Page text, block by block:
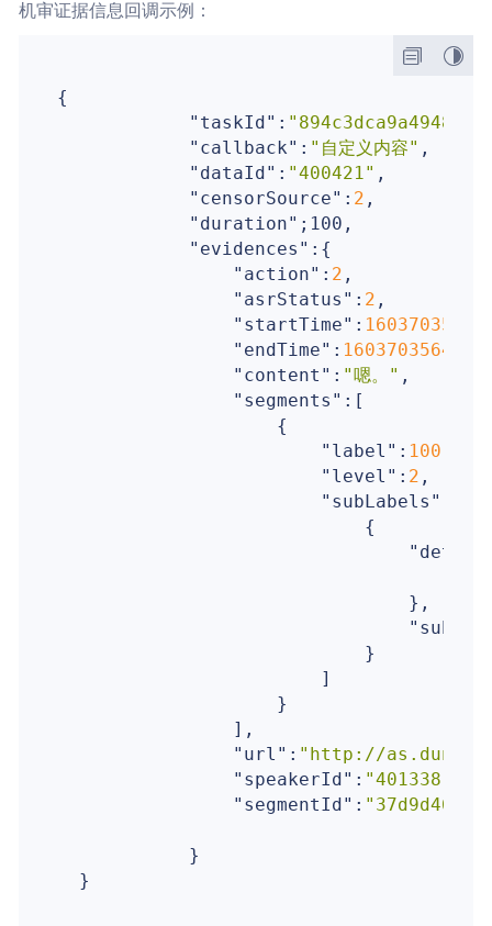
机审证据信息回调示例：
{
"taskId" :
"callback" : "自定义内容" ,
"dataId" : "400421" ,
"censorSource" : 2 ,
"duration" ;100,
"evidences" :{
"action" : 2 ,
"asrStatus" : 2 ,
"startTime" :
"endTime" : 1603703564296
"content" : "嗯。" ,
"segments" :[
                    {
"label" : 100
"level" : 2 ,
"subLabels"
                            {
                                },
                            }
                        ]
                    }
                ],
"url" : "http://
"speakerId" : "401338"
"segmentId" :
            }
  }